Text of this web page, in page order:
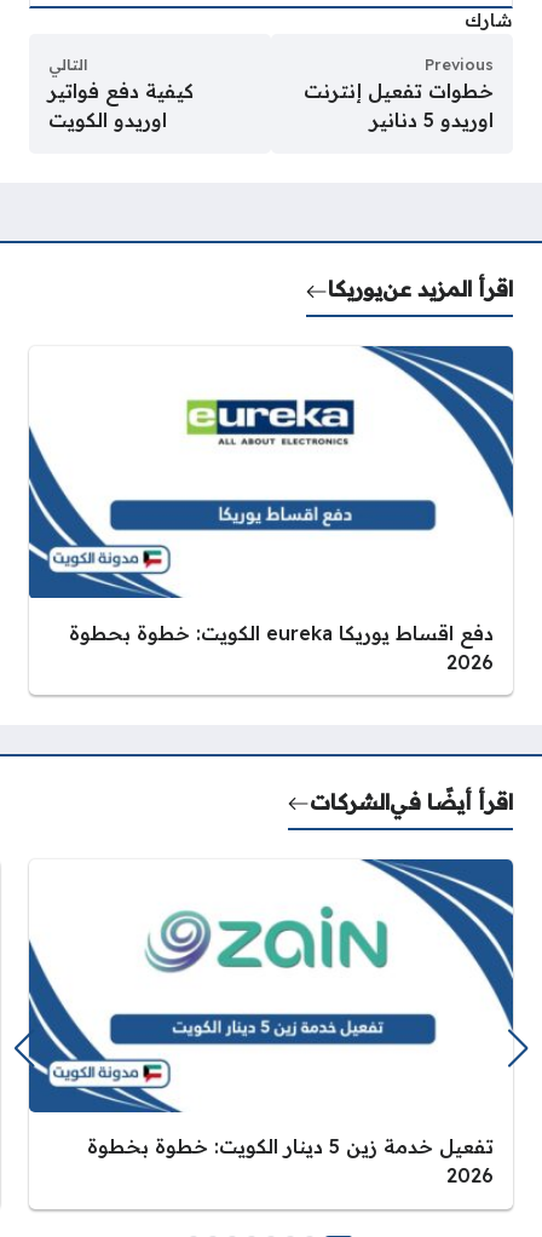
شارك
Previous
خطوات تفعيل إنترنت
اوريدو 5 دنانير
التالي
كيفية دفع فواتير
اوريدو الكويت
اقرأ المزيد عنيوريكا
دفع اقساط يوريكا eureka الكويت: خطوة بحطوة
2026
اقرأ أيضًا فيالشركات
تفعيل خدمة زين 5 دينار الكويت: خطوة بخطوة
2026